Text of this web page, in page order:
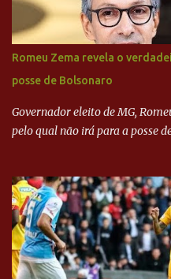
empreiteira refere-se ao
Alckmin (PSDB) — nenhum
diretamente com o paulista.
dinheiro da Odebrecht bancou
mais... A Lava Jato chega ao
Romeu Zema revela o
posse de Bolsonaro
Governador eleito de MG,
pelo qual não irá para a posse